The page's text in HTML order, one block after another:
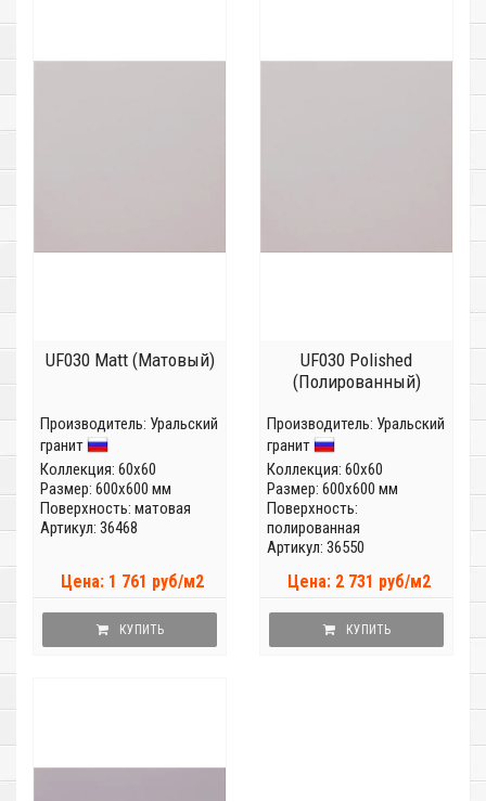
UF030 Matt (Матовый)
Производитель: Уральский
гранит
Коллекция: 60x60
Размер: 600x600 мм
Поверхность: матовая
Артикул: 36468
Цена: 1 761 руб/м2
КУПИТЬ
UF030 Polished
(Полированный)
Производитель: Уральский
гранит
Коллекция: 60x60
Размер: 600x600 мм
Поверхность:
полированная
Артикул: 36550
Цена: 2 731 руб/м2
КУПИТЬ